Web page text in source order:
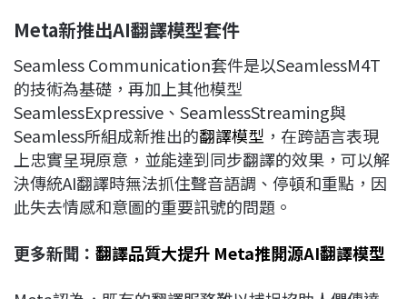
Meta新推出AI翻譯模型套件
Seamless Communication套件是以SeamlessM4T
的技術為基礎，再加上其他模型
SeamlessExpressive、SeamlessStreaming與
Seamless所組成新推出的翻譯模型 ，在跨語言表現
上忠實呈現原意，並能達到同步翻譯的效果，可以解
決傳統AI翻譯時無法抓住聲音語調、停頓和重點，因
此失去情感和意圖的重要訊號的問題。
更多新聞： 翻譯品質大提升 Meta推開源AI翻譯模型